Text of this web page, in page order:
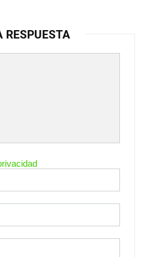
RESPUESTA